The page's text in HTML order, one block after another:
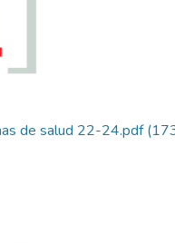
de salud 22-24.pdf